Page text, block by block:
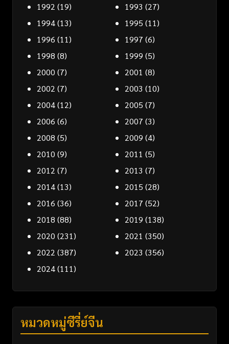
1992 (19) 1993 (27)
1994(13) 1995 (11)
1996 (11) 1997 (6)
1998 (8) 1999 (5)
2000 (7) 2001 (8)
2002 (7) 2003 (10)
2004(12) 2005 (7)
2006 (6) 2007 (3)
2008 (5) 2009 (4)
2010 (9) 2011 (5)
2012 (7) 2013 (7)
2014(13) 2015 (28)
2016 (36) 2017 (52)
2018 (88) 2019 (138)
2020 (231) 2021 (350)
2022 (387) 2023 (356)
2024(111)
หมวดหมู่ซีรี่ย์จีน